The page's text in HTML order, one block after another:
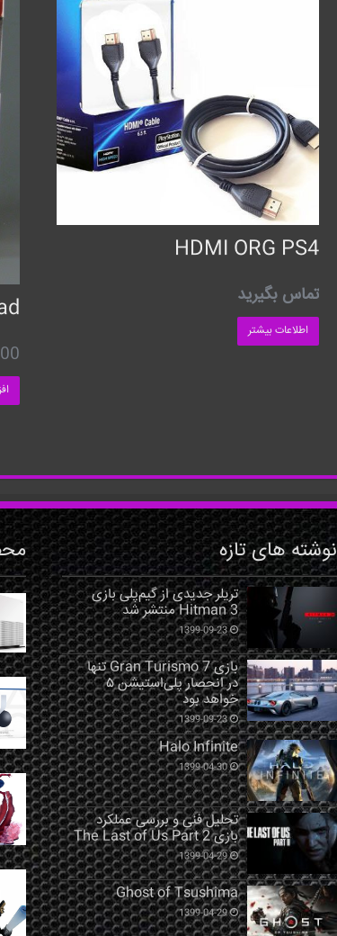
HDMI ORG PS4
تماس بگیرید
اطلاعات بیشتر
نوشته های تازه
تریلر جدیدی از گیم‌پلی بازی
Hitman 3 منتشر شد
1399-09-23
بازی Gran Turismo 7 تنها
در انحصار پلی‌استیشن ۵
خواهد بود
1399-09-23
Halo Infinite
1399-04-30
تحلیل فنی و بررسی عملکرد
بازی The Last of Us Part 2
1399-04-29
Ghost of Tsushima
1399-04-29